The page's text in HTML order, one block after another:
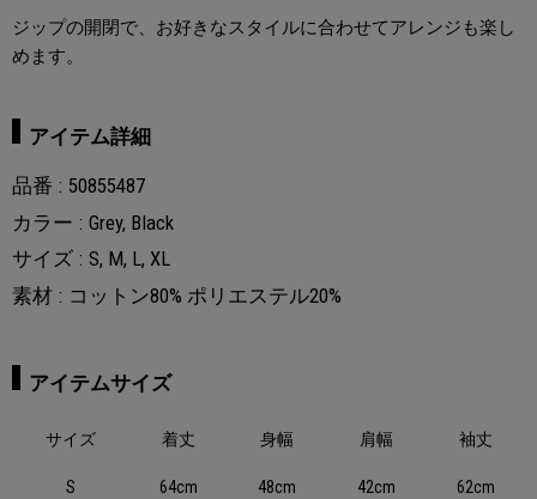
ジップの開閉で、お好きなスタイルに合わせてアレンジも楽し
めます。
アイテム詳細
品番
50855487
カラー
Grey, Black
サイズ
S, M, L, XL
素材
コットン80% ポリエステル20%
アイテムサイズ
サイズ 着丈 身幅 肩幅 袖丈
S 64cm 48cm 42cm 62cm